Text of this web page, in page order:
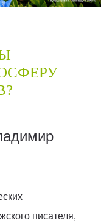
писателя,